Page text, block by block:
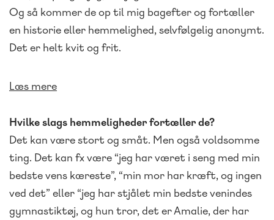
Og så kommer de op til mig bagefter og fortæller
en historie eller hemmelighed, selvfølgelig anonymt.
Det er helt kvit og frit.
Læs mere
Hvilke slags hemmeligheder fortæller de?
Det kan være stort og småt. Men også voldsomme
ting. Det kan fx være “jeg har været i seng med min
bedste vens kæreste”, “min mor har kræft, og ingen
ved det” eller “jeg har stjålet min bedste venindes
gymnastiktøj, og hun tror, det er Amalie, der har